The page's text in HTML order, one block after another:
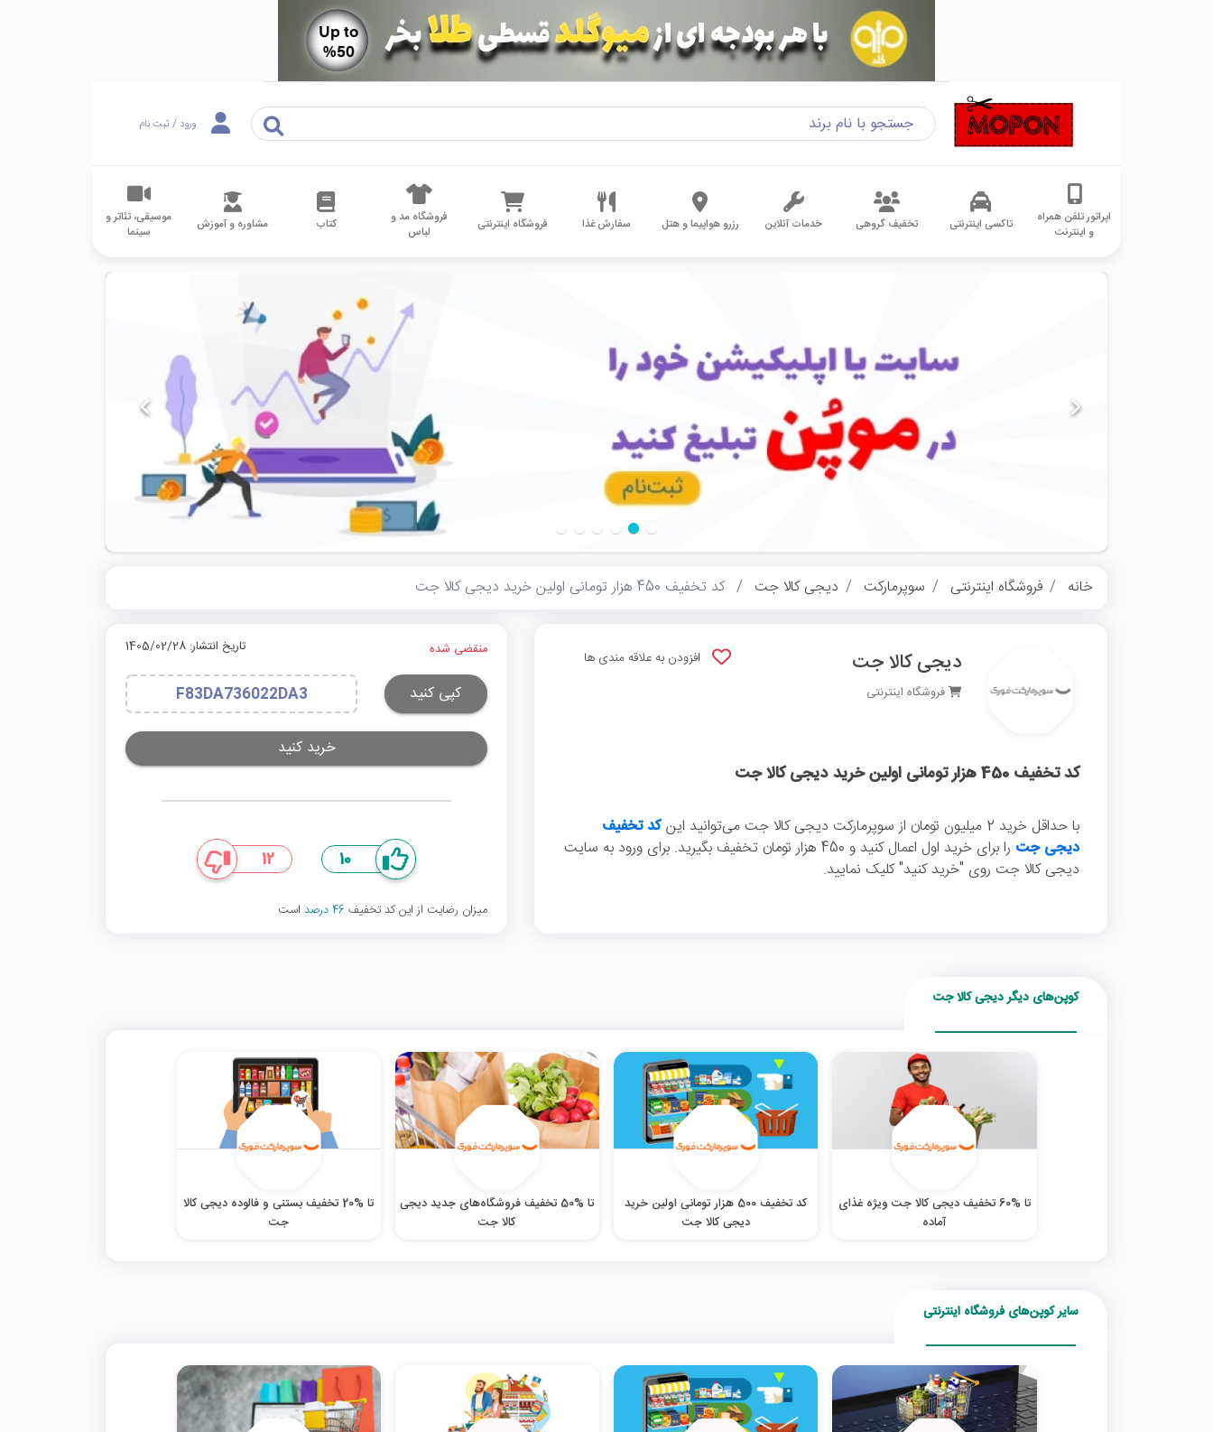
ورود / ثبت نام
اپراتور تلفن همراه
و اینترنت
تاکسی اینترنتی تخفیف گروهی خدمات آنلاین رزرو هواپیما و هتل سفارش غذا فروشگاه اینترنتی
فروشگاه مد و
لباس
کتاب مشاوره و آموزش
موسیقی، تئاتر و
سینما
خانه فروشگاه اینترنتی سوپرمارکت دیجی کالا جت کد تخفیف 450 هزار تومانی اولین خرید دیجی کالا جت
دیجی کالا جت
فروشگاه اینترنتی
افزودن به علاقه مندی ها
کد تخفیف 450 هزار تومانی اولین خرید دیجی کالا جت
با حداقل خرید 2 میلیون تومان از سوپرمارکت دیجی کالا جت می‌توانید این
کد تخفیف
دیجی جت
را برای خرید اول اعمال کنید و 450 هزار تومان تخفیف بگیرید. برای ورود به سایت
دیجی کالا جت روی "خرید کنید" کلیک نمایید.
منقضی شده تاریخ انتشار: 1405/02/28
کپی کنید F83DA736022DA3
خرید کنید
10
12
میزان رضایت از این کد تخفیف 46 درصد است
کوپن‌های دیگر دیجی کالا جت
تا %60 تخفیف دیجی کالا جت ویژه غذای
آماده
کد تخفیف 500 هزار تومانی اولین خرید
دیجی کالا جت
تا %50 تخفیف فروشگاه‌های جدید دیجی
کالا جت
تا %20 تخفیف بستنی و فالوده دیجی کالا
جت
سایر کوپن‌های فروشگاه اینترنتی